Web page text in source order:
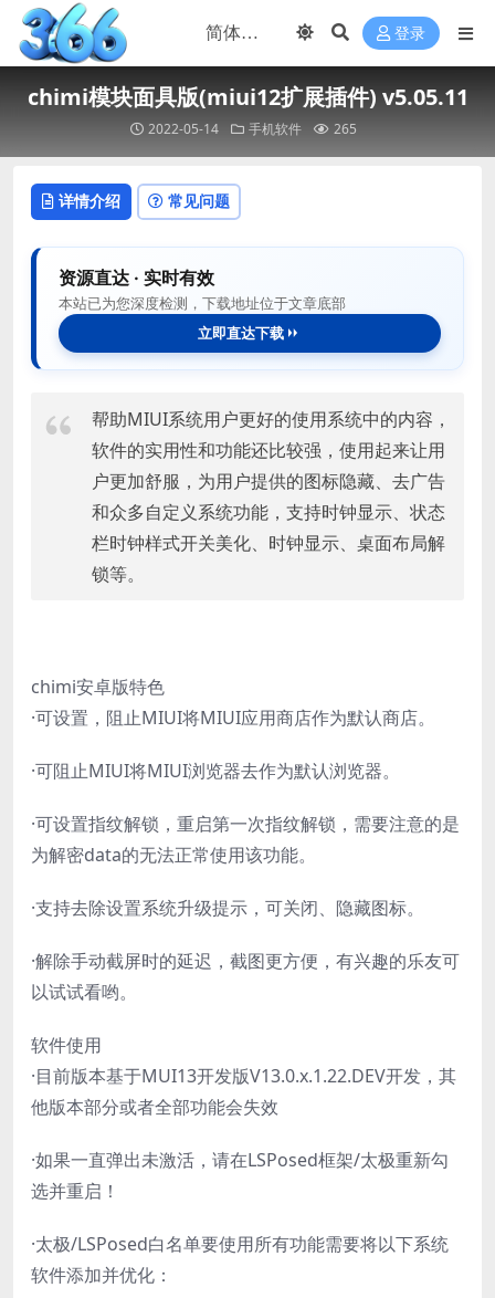
登录
chimi模块面具版(miui12扩展插件) v5.05.11
2022-05-14 手机软件 265
详情介绍 常见问题
资源直达 · 实时有效
本站已为您深度检测，下载地址位于文章底部
立即直达下载
帮助MIUI系统用户更好的使用系统中的内容，
软件的实用性和功能还比较强，使用起来让用
户更加舒服，为用户提供的图标隐藏、去广告
和众多自定义系统功能，支持时钟显示、状态
栏时钟样式开关美化、时钟显示、桌面布局解
锁等。
chimi安卓版特色
·可设置，阻止MIUI将MIUI应用商店作为默认商店。
·可阻止MIUI将MIUI浏览器去作为默认浏览器。
·可设置指纹解锁，重启第一次指纹解锁，需要注意的是
为解密data的无法正常使用该功能。
·支持去除设置系统升级提示，可关闭、隐藏图标。
·解除手动截屏时的延迟，截图更方便，有兴趣的乐友可
以试试看哟。
软件使用
·目前版本基于MUI13开发版V13.0.x.1.22.DEV开发，其
他版本部分或者全部功能会失效
·如果一直弹出未激活，请在LSPosed框架/太极重新勾
选并重启！
·太极/LSPosed白名单要使用所有功能需要将以下系统
软件添加并优化：